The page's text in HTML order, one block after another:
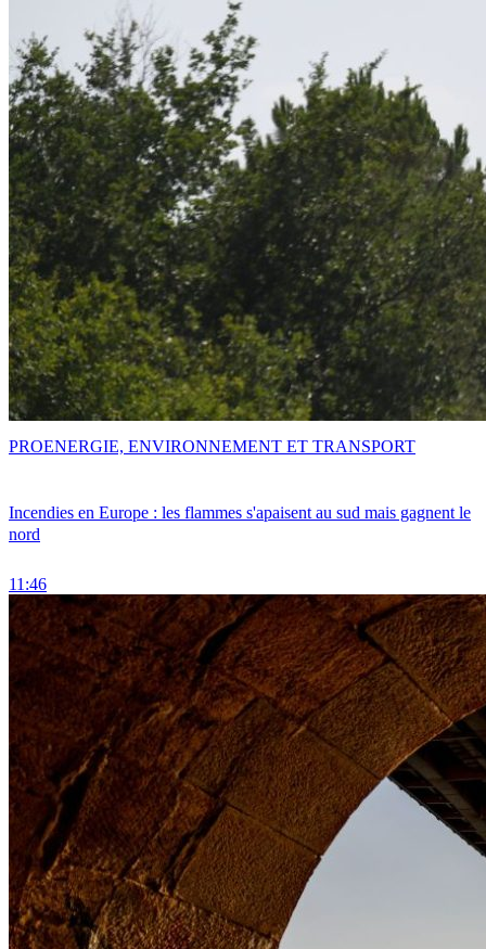
Incendies en Europe : les flammes s'apaisent au sud mais gagnent le
nord
11:46
PROENERGIE, ENVIRONNEMENT ET TRANSPORT